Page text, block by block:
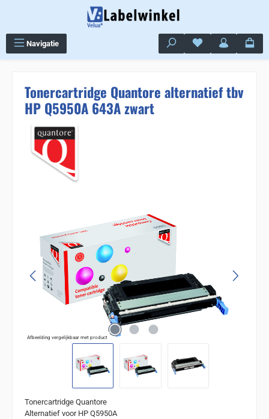
Navigatie Je hebt 0 items op
Tonercartridge Quantore alternatief tbv
HP Q5950A 643A zwart
Afbeelding vergelijkbaar met product
Tonercartridge Quantore
Alternatief voor HP Q5950A